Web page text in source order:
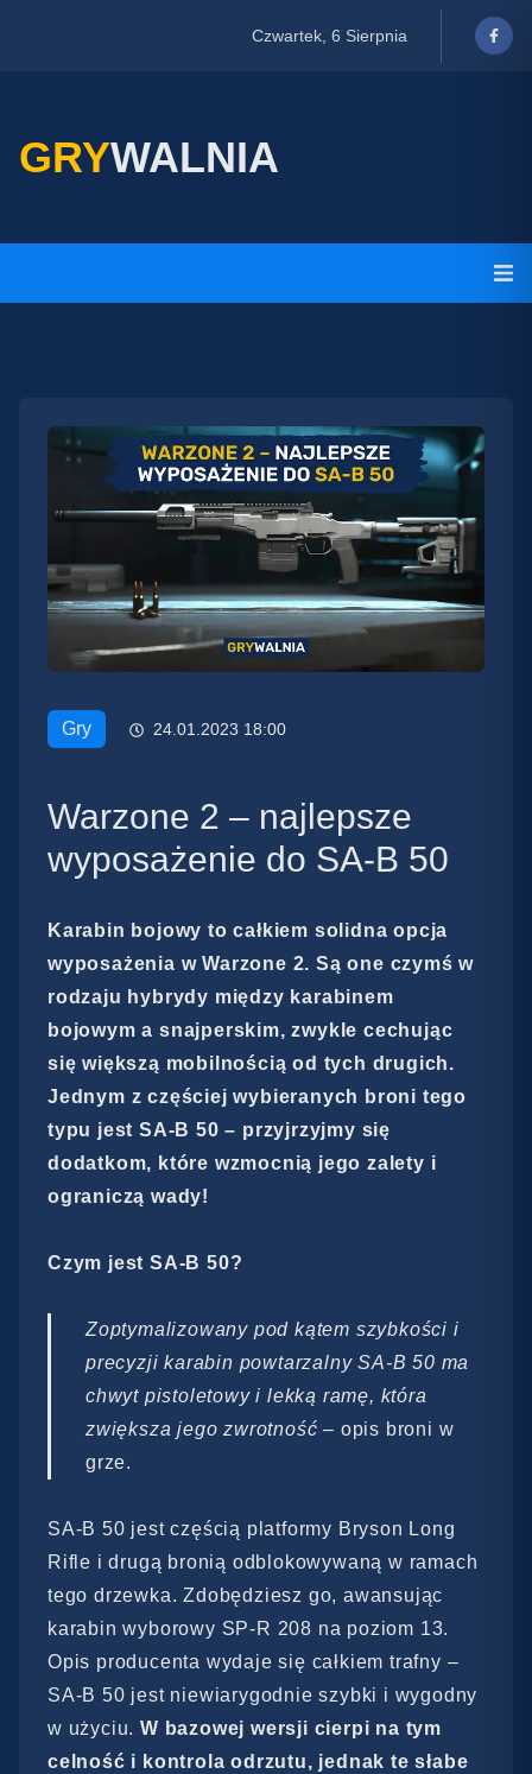
Czwartek, 6 Sierpnia
GRYWALNIA
Gry 24.01.2023 18:00
Warzone 2 – najlepsze
wyposażenie do SA-B 50
Karabin bojowy to całkiem solidna opcja
wyposażenia w Warzone 2. Są one czymś w
rodzaju hybrydy między karabinem
bojowym a snajperskim, zwykle cechując
się większą mobilnością od tych drugich.
Jednym z częściej wybieranych broni tego
typu jest SA-B 50 – przyjrzyjmy się
dodatkom, które wzmocnią jego zalety i
ograniczą wady!
Czym jest SA-B 50?
Zoptymalizowany pod kątem szybkości i
precyzji karabin powtarzalny SA-B 50 ma
chwyt pistoletowy i lekką ramę, która
zwiększa jego zwrotność – opis broni w
grze.
SA-B 50 jest częścią platformy Bryson Long
Rifle i drugą bronią odblokowywaną w ramach
tego drzewka. Zdobędziesz go, awansując
karabin wyborowy SP-R 208 na poziom 13.
Opis producenta wydaje się całkiem trafny –
SA-B 50 jest niewiarygodnie szybki i wygodny
w użyciu.W bazowej wersji cierpi na tym
celność i kontrola odrzutu, jednak te słabe